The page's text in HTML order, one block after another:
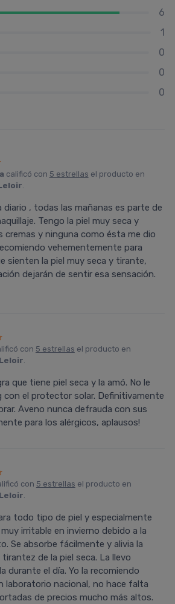
6
1
0
0
0
calificó con 5 estrellas el producto en
.
diario , todas las mañanas es parte de
Tengo la piel muy seca y
cremas y ninguna como ésta me dio
vehementemente para
sienten la piel muy seca y tirante,
dejarán de sentir esa sensación.
con 5 estrellas el producto en
.
que tiene piel seca y la amó. No le
con el protector solar. Definitivamente
Aveno nunca defrauda con sus
para los alérgicos, aplausos!
con 5 estrellas el producto en
.
todo tipo de piel y especialmente
irritable en invierno debido a la
Se absorbe fácilmente y alivia la
de la piel seca. La llevo
durante el día. Yo la recomiendo
laboratorio nacional, no hace falta
de precios mucho más altos.